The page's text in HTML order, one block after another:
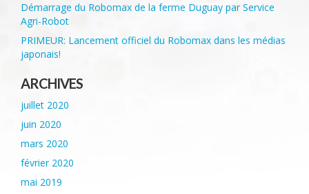
Démarrage du Robomax de la ferme Duguay par Service
Agri-Robot
PRIMEUR: Lancement officiel du Robomax dans les médias
japonais!
ARCHIVES
juillet 2020
juin 2020
mars 2020
février 2020
mai 2019